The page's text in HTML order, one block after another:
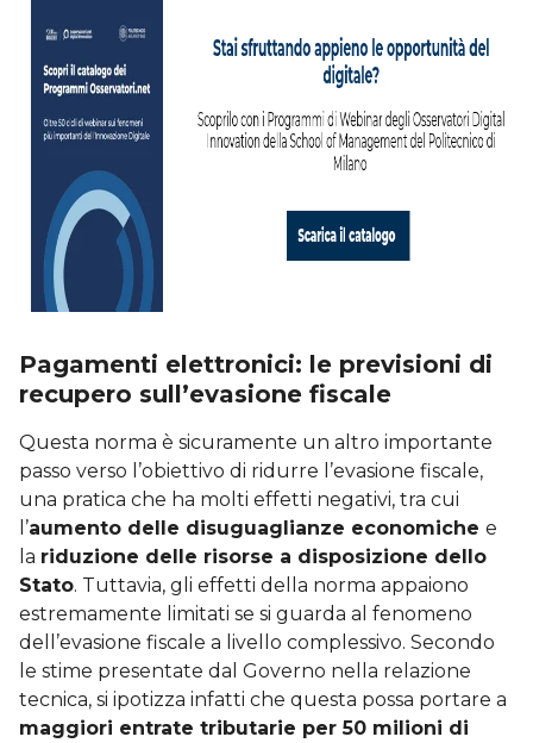
Pagamenti elettronici: le previsioni di
recupero sull’evasione fiscale
Questa norma è sicuramente un altro importante
passo verso l’obiettivo di ridurre l’evasione fiscale,
una pratica che ha molti effetti negativi, tra cui
l’aumento delle disuguaglianze economiche e
la riduzione delle risorse a disposizione dello
Stato. Tuttavia, gli effetti della norma appaiono
estremamente limitati se si guarda al fenomeno
dell’evasione fiscale a livello complessivo. Secondo
le stime presentate dal Governo nella relazione
tecnica, si ipotizza infatti che questa possa portare a
maggiori entrate tributarie per 50 milioni di